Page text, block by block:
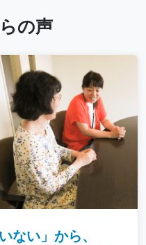
の声
ない」から、